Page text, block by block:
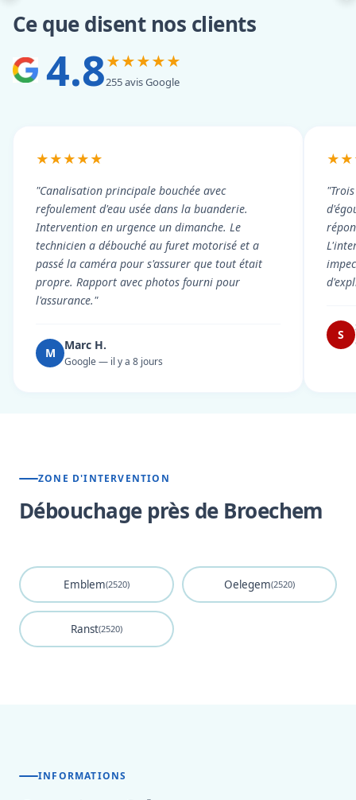
Ce que disent nos clients
4.8★★★★★
255 avis Google
★★★★★
"Canalisation principale bouchée avec
refoulement d'eau usée dans la buanderie.
Intervention en urgence un dimanche. Le
technicien a débouché au furet motorisé et a
passé la caméra pour s'assurer que tout était
propre. Rapport avec photos fourni pour
l'assurance."
M
Marc H.
Google — il y a 8 jours
S
ZONE D'INTERVENTION
Débouchage près de Broechem
Emblem(2520) Oelegem(2520)
Ranst(2520)
INFORMATIONS